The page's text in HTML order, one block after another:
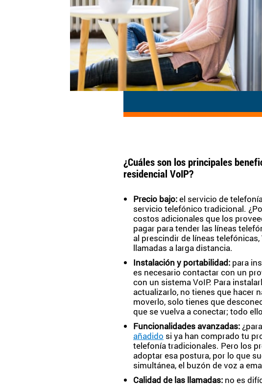
¿Cuáles son los principales
residencial VoIP?
Precio bajo:el servicio de
servicio telefónico tradicional.
costos adicionales que los
pagar para tender las líneas
al prescindir de líneas
llamadas a larga distancia.
Instalación y portabilidad: para
es necesario contactar con un
con un sistema VoIP. Para
actualizarlo, no tienes que hacer
moverlo, solo tienes que
que se vuelva a conectar; todo
Funcionalidades avanzadas:
añadido si ya han comprado tu
telefonía tradicionales. Pero los
adoptar esa postura, por lo que
simultánea, el buzón de voz a
Calidad de las llamadas: no es